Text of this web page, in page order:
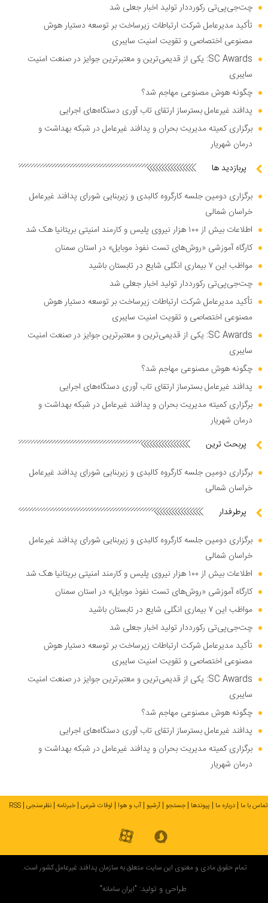
چت‌جی‌پی‌تی رکورددار تولید اخبار جعلی شد
تأکید مدیرعامل شرکت ارتباطات زیرساخت بر توسعه دستیار هوش
مصنوعی اختصاصی و تقویت امنیت سایبری
SC Awards: یکی از قدیمی‌ترین و معتبرترین جوایز در صنعت امنیت
سایبری
چگونه هوش مصنوعی مهاجم شد؟
پدافند غیرعامل بسترساز ارتقای تاب آوری دستگاه‌های اجرایی
برگزاری کمیته مدیریت بحران و پدافند غیرعامل در شبکه بهداشت و
درمان شهریار
پربازدید ها
برگزاری دومین جلسه کارگروه کالبدی و زیربنایی شورای پدافند غیرعامل
خراسان شمالی
اطلاعات بیش از ۱۰۰ هزار نیروی پلیس و کارمند امنیتی بریتانیا هک شد
کارگاه آموزشی «روش‌های تست نفوذ موبایل» در استان سمنان
مواظب این ۷ بیماری انگلی شایع در تابستان باشید
چت‌جی‌پی‌تی رکورددار تولید اخبار جعلی شد
تأکید مدیرعامل شرکت ارتباطات زیرساخت بر توسعه دستیار هوش
مصنوعی اختصاصی و تقویت امنیت سایبری
SC Awards: یکی از قدیمی‌ترین و معتبرترین جوایز در صنعت امنیت
سایبری
چگونه هوش مصنوعی مهاجم شد؟
پدافند غیرعامل بسترساز ارتقای تاب آوری دستگاه‌های اجرایی
برگزاری کمیته مدیریت بحران و پدافند غیرعامل در شبکه بهداشت و
درمان شهریار
پربحث ترین
برگزاری دومین جلسه کارگروه کالبدی و زیربنایی شورای پدافند غیرعامل
خراسان شمالی
پرطرفدار
برگزاری دومین جلسه کارگروه کالبدی و زیربنایی شورای پدافند غیرعامل
خراسان شمالی
اطلاعات بیش از ۱۰۰ هزار نیروی پلیس و کارمند امنیتی بریتانیا هک شد
کارگاه آموزشی «روش‌های تست نفوذ موبایل» در استان سمنان
مواظب این ۷ بیماری انگلی شایع در تابستان باشید
چت‌جی‌پی‌تی رکورددار تولید اخبار جعلی شد
تأکید مدیرعامل شرکت ارتباطات زیرساخت بر توسعه دستیار هوش
مصنوعی اختصاصی و تقویت امنیت سایبری
SC Awards: یکی از قدیمی‌ترین و معتبرترین جوایز در صنعت امنیت
سایبری
چگونه هوش مصنوعی مهاجم شد؟
پدافند غیرعامل بسترساز ارتقای تاب آوری دستگاه‌های اجرایی
برگزاری کمیته مدیریت بحران و پدافند غیرعامل در شبکه بهداشت و
درمان شهریار
تماس با ما درباره ما پیوندها جستجو آرشیو آب و هوا اوقات شرعی خبرنامه نظرسنجی RSS
تمام حقوق مادی و معنوی این سایت متعلق به سازمان پدافند غیرعامل کشور است.
طراحی و تولید: "ایران سامانه"